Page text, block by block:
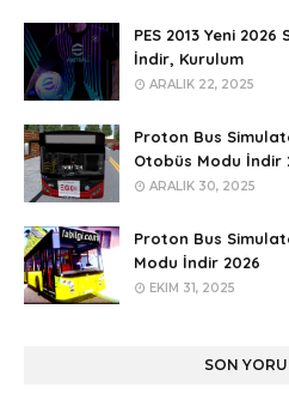
PES 2013 Yeni
İndir, Kurulum
ARALIK 22, 2025
Proton Bus
Otobüs Modu İndir
ARALIK 30, 2025
Proton Bus
Modu İndir 2026
EKIM 31, 2025
SON